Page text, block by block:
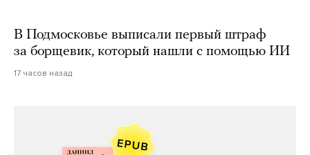
В Подмосковье выписали первый штраф
за борщевик, который нашли с помощью ИИ
17 часов назад